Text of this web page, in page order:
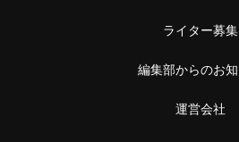
ライター募集
編集部からのお
運営会社